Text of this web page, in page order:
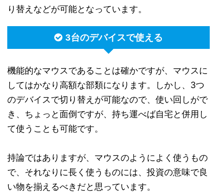
り替えなどが可能となっています。
3台のデバイスで使える
機能的なマウスであることは確かですが、マウスに
してはかなり高額な部類になります。しかし、3つ
のデバイスで切り替えが可能なので、使い回しがで
き、ちょっと面倒ですが、持ち運べば自宅と併用し
て使うことも可能です。
持論ではありますが、マウスのようによく使うもの
で、それなりに長く使うものには、投資の意味で良
い物を揃えるべきだと思っています。